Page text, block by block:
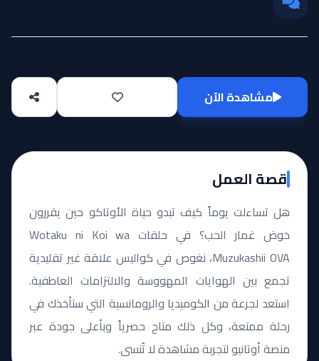
مشاهدة الآن
قصة العمل
هل تساءلت يوماً كيف تبدو حياة الأوتاكو حين يقررون
خوض غمار الحب؟ في حلقات Wotaku ni Koi wa
Muzukashii OVA، نغوص في كواليس علاقة غير تقليدية
تجمع بين الهوايات المهووسة والالتزامات العاطفية.
استعد لجرعة من الكوميديا والرومانسية التي ستأخذك في
رحلة ممتعة، وكل ذلك متاح حصرياً وبأعلى جودة عبر
منصة أوتانيو لتجربة مشاهدة لا تُنسى.